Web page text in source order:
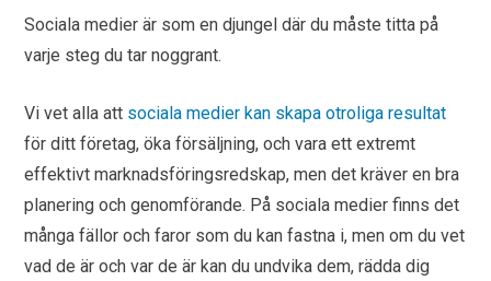
Sociala medier är som en djungel där du måste titta på
varje steg du tar noggrant.
Vi vet alla att sociala medier kan skapa otroliga resultat
för ditt företag, öka försäljning, och vara ett extremt
effektivt marknadsföringsredskap, men det kräver en bra
planering och genomförande. På sociala medier finns det
många fällor och faror som du kan fastna i, men om du vet
vad de är och var de är kan du undvika dem, rädda dig